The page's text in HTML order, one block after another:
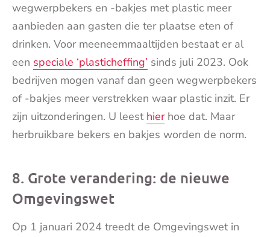
wegwerpbekers en -bakjes met plastic meer
aanbieden aan gasten die ter plaatse eten of
drinken. Voor meeneemmaaltijden bestaat er al
een speciale ‘plasticheffing’ sinds juli 2023. Ook
bedrijven mogen vanaf dan geen wegwerpbekers
of -bakjes meer verstrekken waar plastic inzit. Er
zijn uitzonderingen. U leest hierhoe dat. Maar
herbruikbare bekers en bakjes worden de norm.
8. Grote verandering: de nieuwe
Omgevingswet
Op 1 januari 2024 treedt de Omgevingswet in